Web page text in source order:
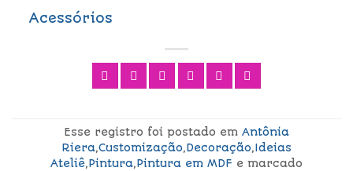
Acessórios
Esse registro foi postado em Antônia
Riera,Customização,Decoração,Ideias
Ateliê,Pintura,Pintura em MDF e marcado